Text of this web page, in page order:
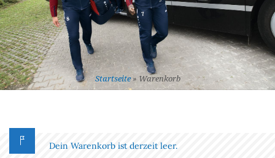
Startseite» Warenkorb
Dein Warenkorb ist derzeit leer.